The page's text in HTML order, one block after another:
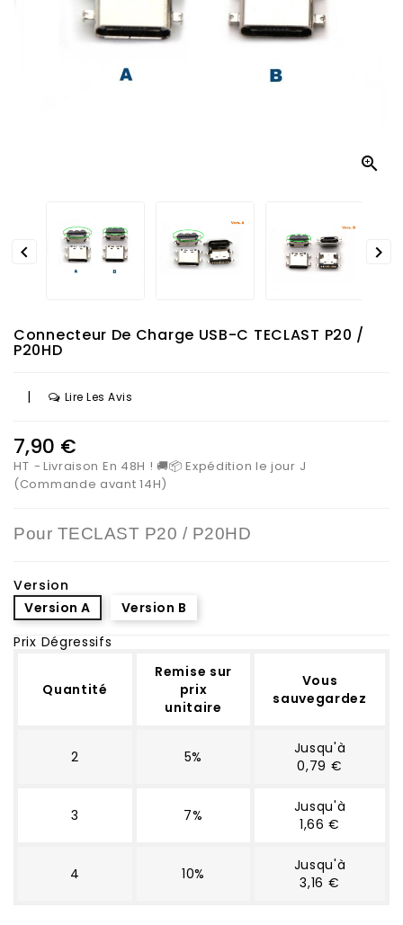

 
Connecteur De Charge USB-C TECLAST P20 /
P20HD
| Lire Les Avis
7,90 €
HT
Livraison En 48H ! 🚚📦 Expédition le jour J
(Commande avant 14H)
Pour TECLAST P20 / P20HD
Version
Version A
Version B
Prix Dégressifs
Quantité
Remise sur
prix
unitaire
Vous
sauvegardez
2 5%
Jusqu'à
0,79 €
3 7%
Jusqu'à
1,66 €
4 10%
Jusqu'à
3,16 €